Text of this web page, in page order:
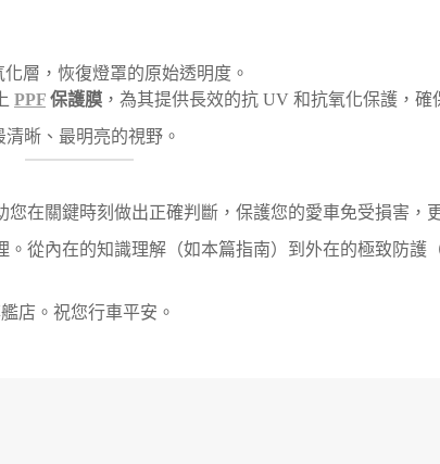
層，恢復燈罩的原始透明度。
PPF 保護膜 ，為其提供長效的抗 UV 和抗氧化保護，
晰、最明亮的視野。
在關鍵時刻做出正確判斷，保護您的愛車免受損害，
從內在的知識理解（如本篇指南）到外在的極致防護
店。祝您行車平安。